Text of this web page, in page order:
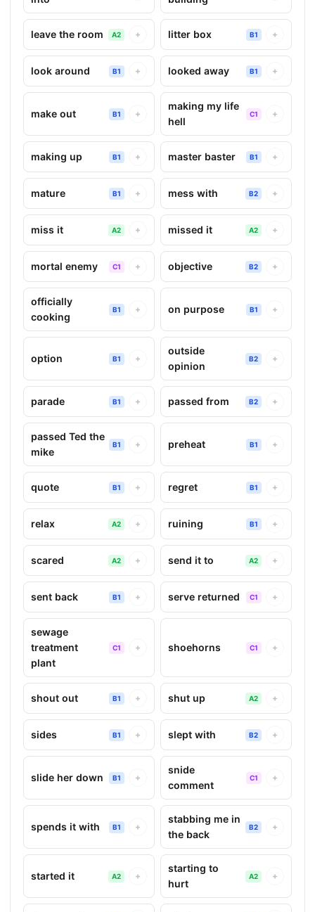
leave the room A2 + litter box B1 +
look around B1 + looked away B1 +
make out B1 +
making my life
hell
C1 +
making up B1 + master baster B1 +
mature B1 + mess with B2 +
miss it A2 + missed it A2 +
mortal enemy C1 + objective B2 +
officially
cooking
B1 + on purpose B1 +
option B1 +
outside
opinion
B2 +
parade B1 + passed from B2 +
passed Ted the
mike
B1 + preheat B1 +
quote B1 + regret B1 +
relax A2 + ruining B1 +
scared A2 + send it to A2 +
sent back B1 + serve returned C1 +
sewage
treatment
plant
C1 + shoehorns C1 +
shout out B1 + shut up A2 +
sides B1 + slept with B2 +
slide her down B1 +
snide
comment
C1 +
spends it with B1 +
stabbing me in
the back
B2 +
started it A2 +
starting to
hurt
A2 +